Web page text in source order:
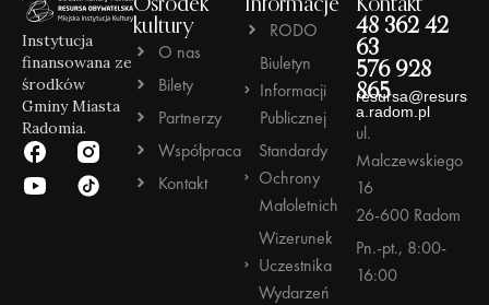
Instytucja
finansowana ze
środków
Gminy Miasta
Radomia.
Ośrodek
kultury
O nas
Bilety
Partnerzy
Współpraca
Kontakt
Informacje
RODO
Biuletyn
Informacji
Publicznej
Standardy
Ochrony
Małoletnich
Wizerunek
Uczestnika
Wydarzeń
Kontakt
48 362 42
63
576 928
865
resursa@resurs
a.radom.pl
ul.
Malczewskiego
16
26-600 Radom
Pn.-pt., 8:00-
16:00